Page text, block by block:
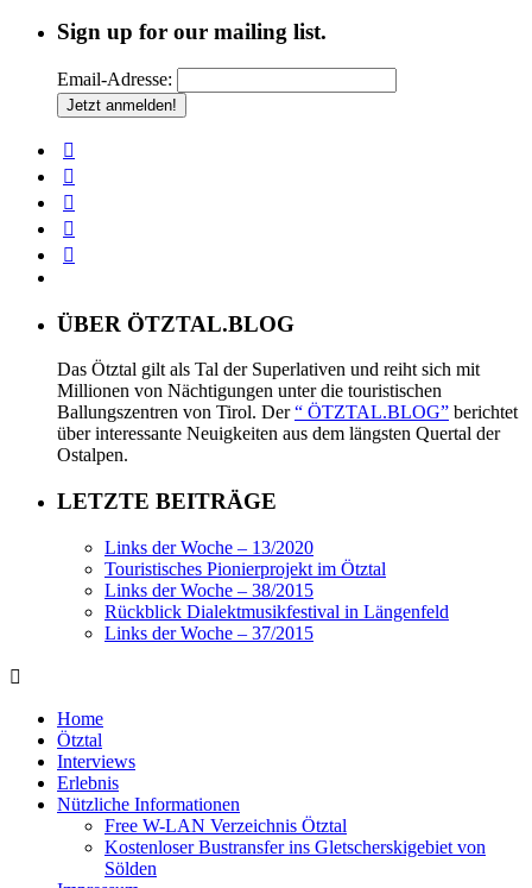
Sign up for our mailing list.
Email-Adresse:
ÜBER ÖTZTAL.BLOG
Das Ötztal gilt als Tal der Superlativen und reiht sich mit
Millionen von Nächtigungen unter die touristischen
Ballungszentren von Tirol. Der“ ÖTZTAL.BLOG” berichtet
über interessante Neuigkeiten aus dem längsten Quertal der
Ostalpen.
LETZTE BEITRÄGE
Links der Woche – 13/2020
Touristisches Pionierprojekt im Ötztal
Links der Woche – 38/2015
Rückblick Dialektmusikfestival in Längenfeld
Links der Woche – 37/2015
Home
Ötztal
Interviews
Erlebnis
Nützliche Informationen
Free W-LAN Verzeichnis Ötztal
Kostenloser Bustransfer ins Gletscherskigebiet von
Sölden